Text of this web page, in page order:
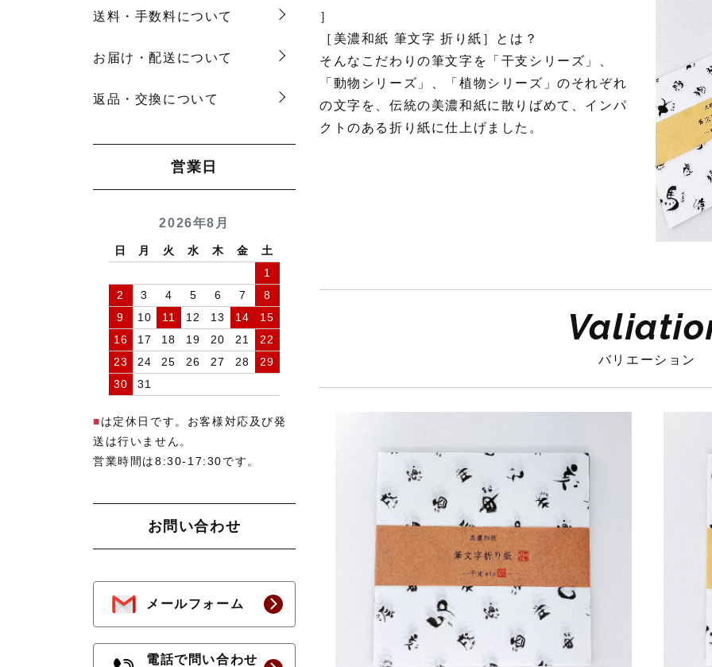
送料・手数料について
お届け・配送について
返品・交換について
営業日
2026年8月
日 月 火 水 木 金
土
1
2
3 4 5 6 7
8
9
10 11 12 13 14
15
16
17 18 19 20 21
22
23
24 25 26 27 28
29
30
31
■は定休日です。お客様対応及び発
送は行いません。
営業時間は8:30-17:30です。
お問い合わせ
メールフォーム
電話で問い合わせ
］
［美濃和紙 筆文字 折り紙］とは？
そんなこだわりの筆文字を「干支シリーズ」、
「動物シリーズ」、「植物シリーズ」のそれぞれ
の文字を、伝統の美濃和紙に散りばめて、インパ
クトのある折り紙に仕上げました。
バリエーション